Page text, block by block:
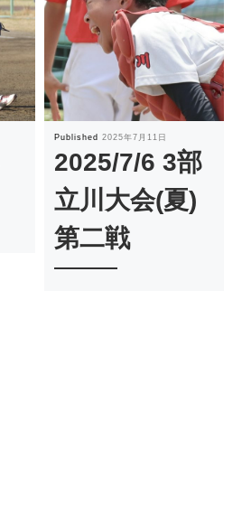
Published 2025年7月11日
2025/7/6 3部
立川大会(夏)
第二戦